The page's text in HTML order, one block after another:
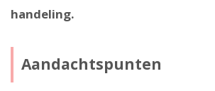
handeling.
Aandachtspunten